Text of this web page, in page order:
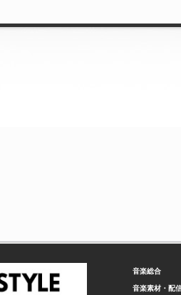
音楽総合
音楽素材・配